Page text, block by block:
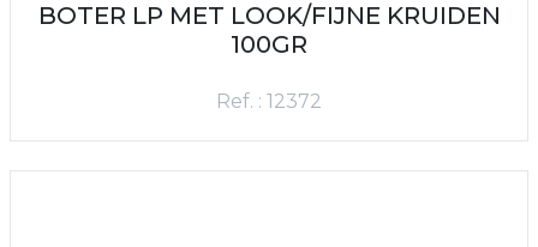
BOTER LP MET LOOK/FIJNE KRUIDEN
100GR
Ref. : 12372